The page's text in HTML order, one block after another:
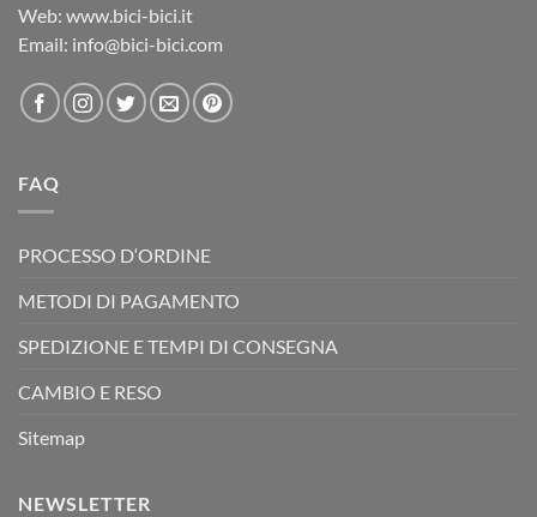
Web: www.bici-bici.it
Email: info@bici-bici.com
FAQ
PROCESSO D‘ORDINE
METODI DI PAGAMENTO
SPEDIZIONE E TEMPI DI CONSEGNA
CAMBIO E RESO
Sitemap
NEWSLETTER